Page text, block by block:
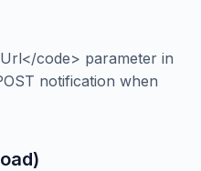
code> parameter in
notification when